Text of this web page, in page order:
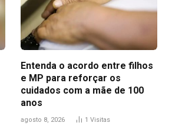
Entenda o acordo entre filhos
e MP para reforçar os
cuidados com a mãe de 100
anos
agosto 8, 2026 1 Visitas